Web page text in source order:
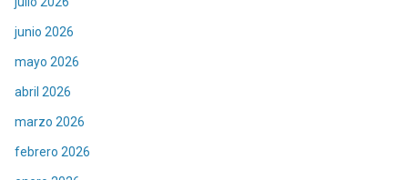
junio 2026
mayo 2026
abril 2026
marzo 2026
febrero 2026